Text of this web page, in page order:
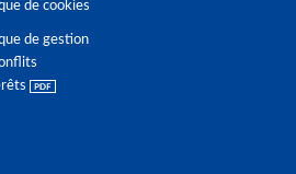
de cookies
de gestion